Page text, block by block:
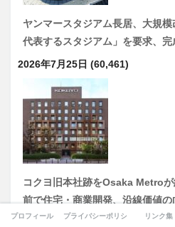
ヤンマースタジアム長居、大規
代表するスタジアム」を要求、
2026年7月25日 (60,461)
コクヨ旧本社跡をOsaka Metro
前で住宅・商業開発、沿線価値の
2026年8月6日
(25,801)
プロフィール プライバシーポリシー リンク集